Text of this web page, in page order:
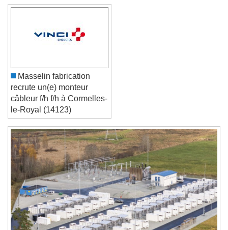
Text Edge Style
Font Family
Reset
Done
Close Modal Dialog
End of dialog window.
Masselin fabrication
recrute un(e) monteur
câbleur f/h f/h à Cormelles-
le-Royal (14123)